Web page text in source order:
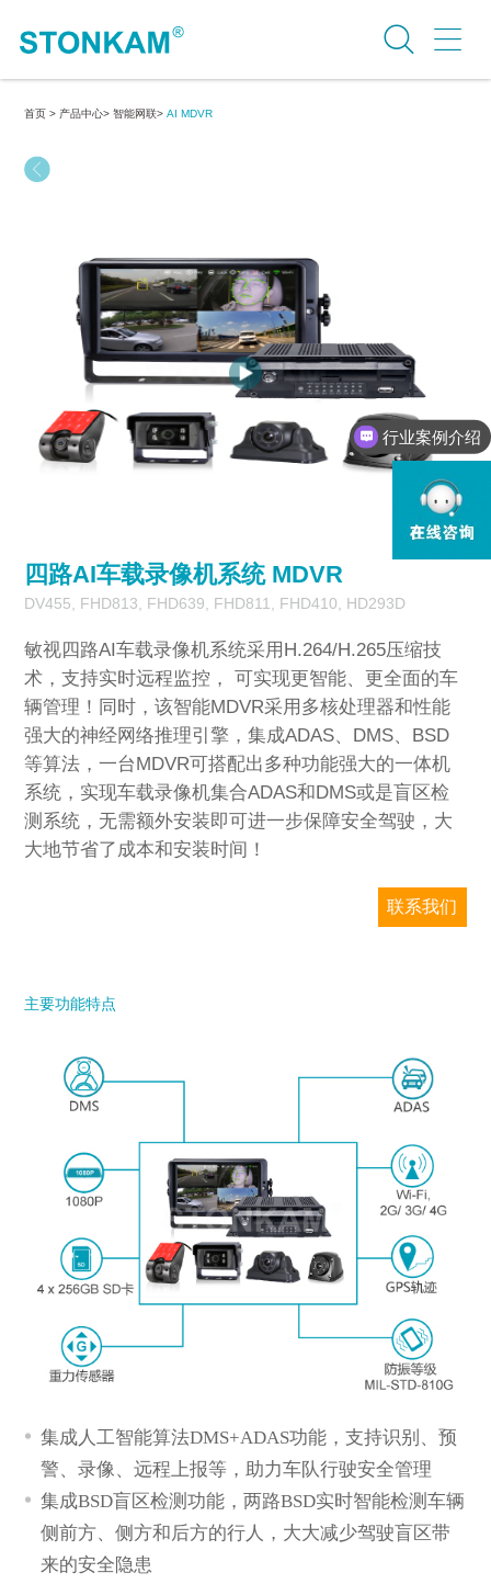
首页 > 产品中心> 智能网联> AI MDVR
1/1
四路AI车载录像机系统 MDVR
DV455, FHD813, FHD639, FHD811, FHD410, HD293D
敏视四路AI车载录像机系统采用H.264/H.265压缩技
术，支持实时远程监控， 可实现更智能、更全面的车
辆管理！同时，该智能MDVR采用多核处理器和性能
强大的神经网络推理引擎，集成ADAS、DMS、BSD
等算法，一台MDVR可搭配出多种功能强大的一体机
系统，实现车载录像机集合ADAS和DMS或是盲区检
测系统，无需额外安装即可进一步保障安全驾驶，大
大地节省了成本和安装时间！
联系我们
欢迎留言*
描述*
主要功能特点
集成人工智能算法DMS+ADAS功能，支持识别、预
警、录像、远程上报等，助力车队行驶安全管理
集成BSD盲区检测功能，两路BSD实时智能检测车辆
侧前方、侧方和后方的行人，大大减少驾驶盲区带
来的安全隐患
行业案例介绍